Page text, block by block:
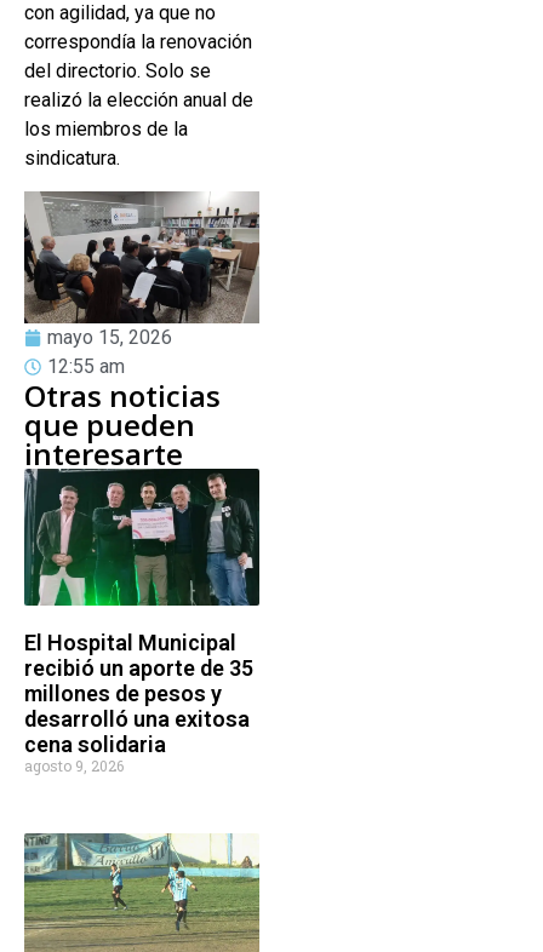
con agilidad, ya que no
correspondía la renovación
del directorio. Solo se
realizó la elección anual de
los miembros de la
sindicatura.
mayo 15, 2026
12:55 am
Otras noticias
que pueden
interesarte
El Hospital Municipal
recibió un aporte de 35
millones de pesos y
desarrolló una exitosa
cena solidaria
agosto 9, 2026